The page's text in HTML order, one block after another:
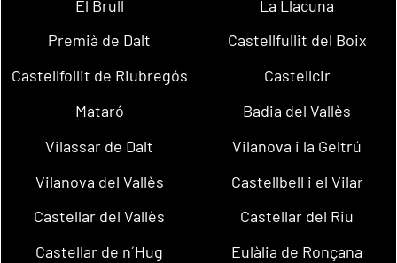
El Brull
La Llacuna
Premià de Dalt
Castellfullit del Boix
Castellfollit de Riubregós
Castellcir
Mataró
Badia del Vallès
Vilassar de Dalt
Vilanova i la Geltrú
Vilanova del Vallès
Castellbell i el Vilar
Castellar del Vallès
Castellar del Riu
Castellar de n´Hug
Eulàlia de Ronçana